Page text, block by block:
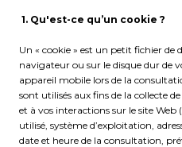
1. Qu'est-ce qu’un cookie ?
Un « cookie » est un petit fichier de
navigateur ou sur le disque dur de
appareil mobile lors de la
sont utilisés aux fins de la collecte
et à vos interactions sur le site
utilisé, système d’exploitation,
date et heure de la consultation,